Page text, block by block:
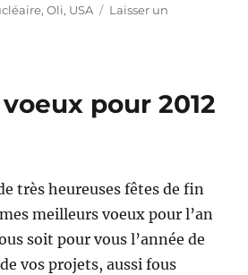
,Oli, USA
Laisser un
pour 2012
très heureuses fêtes de fin
meilleurs voeux pour l’an
soit pour vous l’année de
vos projets, aussi fous